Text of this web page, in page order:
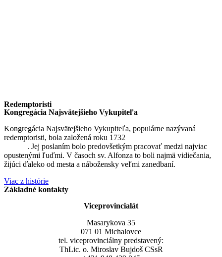
Redemptoristi
Kongregácia Najsvätejšieho Vykupiteľa
Kongregácia Najsvätejšieho Vykupiteľa, populárne nazývaná
redemptoristi, bola založená roku 1732
. Jej poslaním bolo predovšetkým pracovať medzi najviac
opustenými ľuďmi. V časoch sv. Alfonza to boli najmä vidiečania,
žijúci ďaleko od mesta a nábožensky veľmi zanedbaní.
Viac z histórie
Základné kontakty
Viceprovincialát
Masarykova 35
071 01 Michalovce
tel. viceprovinciálny predstavený:
ThLic. o. Miroslav Bujdoš CSsR